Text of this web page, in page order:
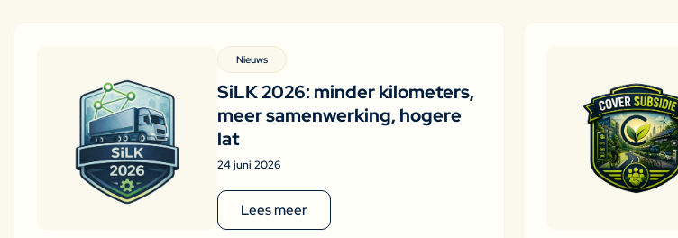
Nieuws
SiLK 2026: minder kilometers,
meer samenwerking, hogere
lat
24 juni 2026
Lees meer